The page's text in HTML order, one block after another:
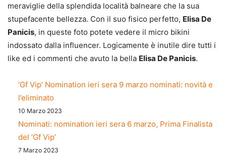
meraviglie della splendida località balneare che la sua
stupefacente bellezza. Con il suo fisico perfetto, Elisa De
Panicis, in queste foto potete vedere il micro bikini
indossato dalla influencer. Logicamente è inutile dire tutti i
like ed i commenti che avuto la bella Elisa De Panicis.
‘Gf Vip’ Nomination ieri sera 9 marzo nominati: novità e
l’eliminato
10 Marzo 2023
Nominati: nomination ieri sera 6 marzo, Prima Finalista
del ‘Gf Vip’
7 Marzo 2023